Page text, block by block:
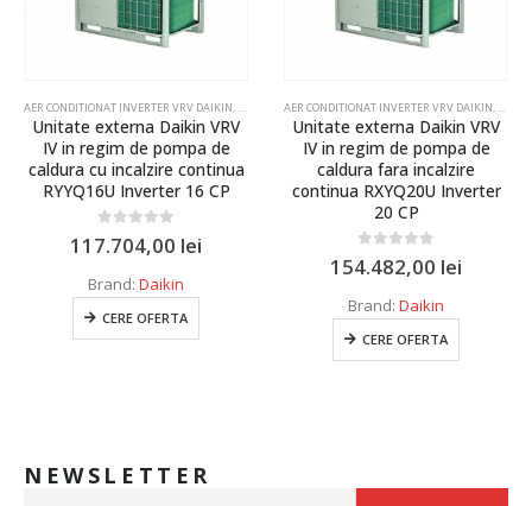
VRV-VRF
AER CONDITIONAT INVERTER VRV DAIKIN AER CONDITIONAT VRV-VRF
Unitate externa Daikin VRV
IV in regim de pompa de
caldura cu incalzire continua
RYYQ16U Inverter 16 CP
0 out of 5
117.704,00 lei
Brand: Daikin
CERE OFERTA
AER CONDITIONAT INVERTER VRV DAIKIN
Unitate externa Daikin VRV
IV in regim de pompa de
caldura fara incalzire
continua RXYQ20U Inverter
20 CP
0 out of 5
154.482,00 lei
Brand: Daikin
CERE OFERTA
NEWSLETTER